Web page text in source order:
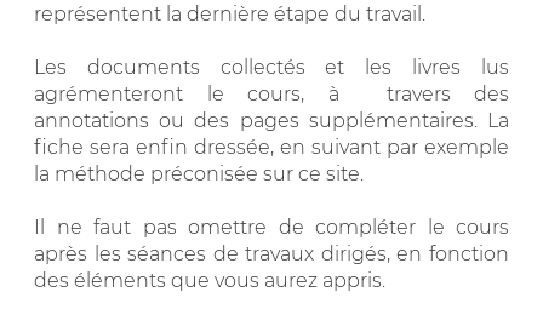
représentent la dernière étape du travail.
Les documents collectés et les livres lus
agrémenteront le cours, à travers des
annotations ou des pages supplémentaires. La
fiche sera enfin dressée, en suivant par exemple
la méthode préconisée sur ce site.
Il ne faut pas omettre de compléter le cours
après les séances de travaux dirigés, en fonction
des éléments que vous aurez appris.